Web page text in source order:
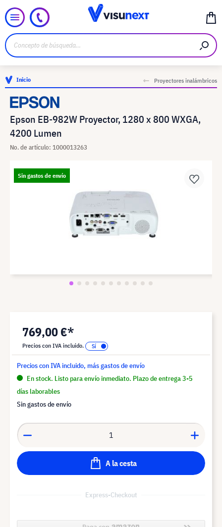
Inicio Proyectores inalámbricos
Epson EB-982W Proyector, 1280 x 800 WXGA,
4200 Lumen
No. de artículo: 1000013263
Sin gastos de envío
769,00 €*
Precios con IVA incluido.
Precios con IVA incluido, más gastos de envío
En stock. Listo para envío inmediato. Plazo de entrega 3-5
días laborables
Sin gastos de envío
A la cesta
Express-Checkout